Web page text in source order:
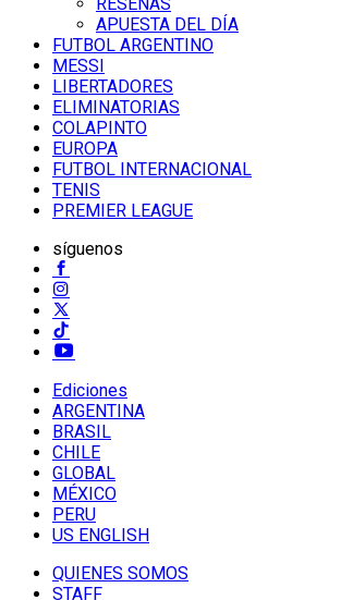
APUESTA DEL DÍA
FUTBOL ARGENTINO
MESSI
LIBERTADORES
ELIMINATORIAS
COLAPINTO
EUROPA
FUTBOL INTERNACIONAL
TENIS
PREMIER LEAGUE
síguenos
Ediciones
ARGENTINA
BRASIL
CHILE
GLOBAL
MÉXICO
PERU
US ENGLISH
QUIENES SOMOS
STAFF